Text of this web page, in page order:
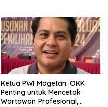
Ketua PWI Magetan: OKK
Penting untuk Mencetak
Wartawan Profesional,